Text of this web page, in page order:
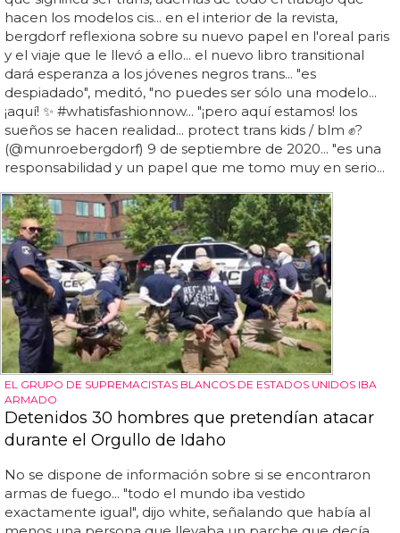
hacen los modelos cis... en el interior de la revista,
bergdorf reflexiona sobre su nuevo papel en l'oreal paris
y el viaje que le llevó a ello... el nuevo libro transitional
dará esperanza a los jóvenes negros trans... "es
despiadado", meditó, "no puedes ser sólo una modelo...
¡aquí! ✨ #whatisfashionnow... "¡pero aquí estamos! los
sueños se hacen realidad... protect trans kids / blm ✊?
(@munroebergdorf) 9 de septiembre de 2020... "es una
responsabilidad y un papel que me tomo muy en serio...
EL GRUPO DE SUPREMACISTAS BLANCOS DE ESTADOS UNIDOS IBA
ARMADO
Detenidos 30 hombres que pretendían atacar
durante el Orgullo de Idaho
No se dispone de información sobre si se encontraron
armas de fuego... "todo el mundo iba vestido
exactamente igual", dijo white, señalando que había al